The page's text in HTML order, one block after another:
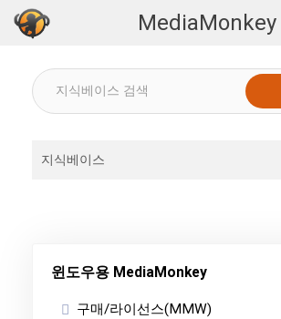
MediaMonkey
지식베이스
윈도우용 MediaMonkey
구매/라이선스(MMW)